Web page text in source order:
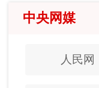
中央网媒
人民网